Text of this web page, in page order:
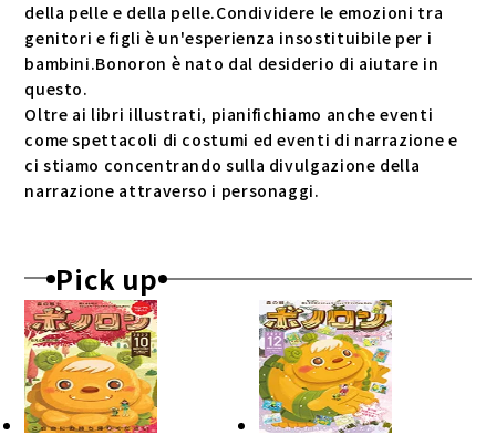
della pelle e della pelle.Condividere le emozioni tra
genitori e figli è un'esperienza insostituibile per i
bambini.Bonoron è nato dal desiderio di aiutare in
questo.
Oltre ai libri illustrati, pianifichiamo anche eventi
come spettacoli di costumi ed eventi di narrazione e
ci stiamo concentrando sulla divulgazione della
narrazione attraverso i personaggi.
Pick up